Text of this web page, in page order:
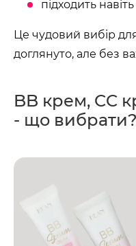
підходить
Це чудовий вибір
доглянуто, але без
BB крем, CC
- що вибрати?